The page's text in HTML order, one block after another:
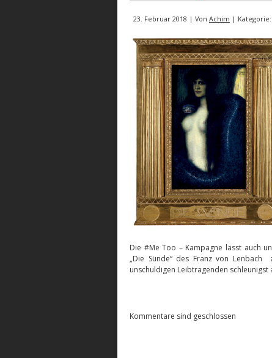
23. Februar 2018 | Von Achim | Kategorie:
Die #Me Too – Kampagne lässt auch
„Die Sünde“ des Franz von
unschuldigen Leibtragenden
Kommentare sind geschlossen